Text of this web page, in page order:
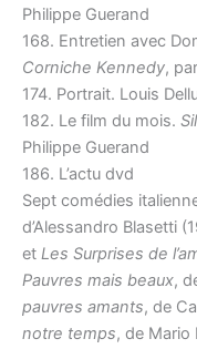
Philippe Guerand
168. Entretien avec
Corniche Kennedy,
174. Portrait. Louis
182. Le film du mois.
Philippe Guerand
186. L’actu dvd
Sept comédies
d’Alessandro Blasetti
et Les Surprises de
Pauvres mais beaux,
pauvres amants, de
notre temps, de Mario